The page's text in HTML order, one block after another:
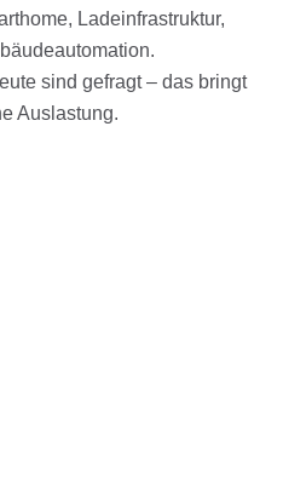
Ladeinfrastruktur,
sind gefragt – das bringt
Auslastung.